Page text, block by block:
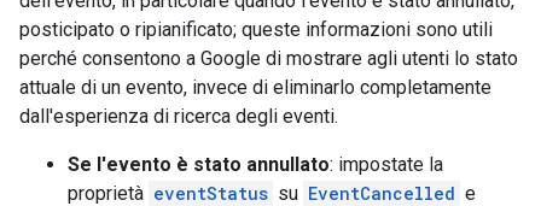
posticipato o ripianificato; queste informazioni sono utili
perché consentono a Google di mostrare agli utenti lo stato
attuale di un evento, invece di eliminarlo completamente
dall'esperienza di ricerca degli eventi.
Se l'evento è stato annullato: impostate la
proprietà eventStatus su EventCancelled e